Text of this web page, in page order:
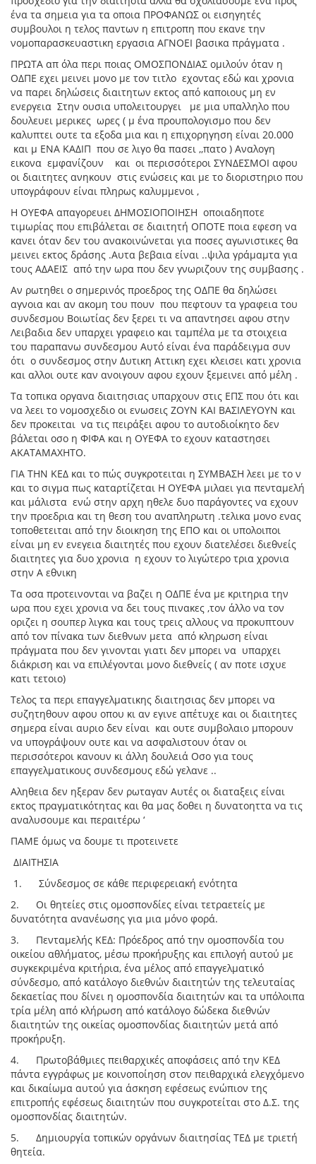
ένα τα σημεια για τα οποια ΠΡΟΦΑΝΩΣ οι εισηγητές
συμβουλοι η τελος παντων η επιτροπη που εκανε την
νομοπαρασκευαστικη εργασια ΑΓΝΟΕΙ βασικα πράγματα .
ΠΡΩΤΑ απ όλα περι ποιας ΟΜΟΣΠΟΝΔΙΑΣ ομιλούν όταν η
ΟΔΠΕ εχει μεινει μονο με τον τιτλο εχοντας εδώ και χρονια
να παρει δηλώσεις διαιτητων εκτος από καποιους μη εν
ενεργεια Στην ουσια υπολειτουργει με μια υπαλληλο που
δουλευει μερικες ωρες ( μ ένα προυπολογισμο που δεν
καλυπτει ουτε τα εξοδα μια και η επιχορηγηση είναι 20.000
και μ ΕΝΑ ΚΑΔΙΠ που σε λιγο θα πασει ,,πατο ) Αναλογη
εικονα εμφανίζουν και οι περισσότεροι ΣΥΝΔΕΣΜΟΙ αφου
οι διαιτητες ανηκουν στις ενώσεις και με το διοριστηριο που
υπογράφουν είναι πληρως καλυμμενοι ,
Η ΟΥΕΦΑ απαγορευει ΔΗΜΟΣΙΟΠΟΙΗΣΗ οποιαδηποτε
τιμωρίας που επιβάλεται σε διαιτητή ΟΠΟΤΕ ποια εφεση να
κανει όταν δεν του ανακοινώνεται για ποσες αγωνιστικες θα
μεινει εκτος δράσης .Αυτα βεβαια είναι ..ψιλα γράμαμτα για
τους ΑΔΑΕΙΣ από την ωρα που δεν γνωριζουν της συμβασης .
Αν ρωτηθει ο σημερινός προεδρος της ΟΔΠΕ θα δηλώσει
αγνοια και αν ακομη του πουν που πεφτουν τα γραφεια του
συνδεσμου Βοιωτίας δεν ξερει τι να απαντησει αφου στην
Λειβαδια δεν υπαρχει γραφειο και ταμπέλα με τα στοιχεια
του παραπανω συνδεσμου Αυτό είναι ένα παράδειγμα συν
ότι ο συνδεσμος στην Δυτικη Αττικη εχει κλεισει κατι χρονια
και αλλοι ουτε καν ανοιγουν αφου εχουν ξεμεινει από μέλη .
Τα τοπικα οργανα διαιτησιας υπαρχουν στις ΕΠΣ που ότι και
να λεει το νομοσχεδιο οι ενωσεις ΖΟΥΝ ΚΑΙ ΒΑΣΙΛΕΥΟΥΝ και
δεν προκειται να τις πειράξει αφου το αυτοδιοίκητο δεν
βάλεται οσο η ΦΙΦΑ και η ΟΥΕΦΑ το εχουν καταστησει
ΑΚΑΤΑΜΑΧΗΤΟ.
ΓΙΑ ΤΗΝ ΚΕΔ και το πώς συγκροτειται η ΣΥΜΒΑΣΗ λεει με το ν
και το σιγμα πως καταρτίζεται Η ΟΥΕΦΑ μιλαει για πενταμελή
και μάλιστα ενώ στην αρχη ηθελε δυο παράγοντες να εχουν
την προεδρια και τη θεση του αναπληρωτη .τελικα μονο ενας
τοποθετειται από την διοικηση της ΕΠΟ και οι υπολοιποι
είναι μη εν ενεγεια διαιτητές που εχουν διατελέσει διεθνείς
διαιτητες για δυο χρονια η εχουν το λιγώτερο τρια χρονια
στην Α εθνικη
Τα οσα προτεινονται να βαζει η ΟΔΠΕ ένα με κριτηρια την
ωρα που εχει χρονια να δει τους πινακες ,τον άλλο να τον
οριζει η σουπερ λιγκα και τους τρεις αλλους να προκυπτουν
από τον πίνακα των διεθνων μετα από κληρωση είναι
πράγματα που δεν γινονται γιατι δεν μπορει να υπαρχει
διάκριση και να επιλέγονται μονο διεθνείς ( αν ποτε ισχυε
κατι τετοιο)
Τελος τα περι επαγγελματικης διαιτησιας δεν μπορει να
συζητηθουν αφου οπου κι αν εγινε απέτυχε και οι διαιτητες
σημερα είναι αυριο δεν είναι και ουτε συμβολαιο μπορουν
να υπογράψουν ουτε και να ασφαλιστουν όταν οι
περισσότεροι κανουν κι άλλη δουλειά Οσο για τους
επαγγελματικους συνδεσμους εδώ γελανε ..
Αληθεια δεν ηξεραν δεν ρωταγαν Αυτές οι διαταξεις είναι
εκτος πραγματικότητας και θα μας δοθει η δυνατοηττα να τις
αναλυσουμε και περαιτέρω ‘
ΠΑΜΕ όμως να δουμε τι προτεινετε
ΔΙΑΙΤΗΣΙΑ
1. Σύνδεσμος σε κάθε περιφερειακή ενότητα
2. Οι θητείες στις ομοσπονδίες είναι τετραετείς με
δυνατότητα ανανέωσης για μια μόνο φορά.
3. Πενταμελής ΚΕΔ: Πρόεδρος από την ομοσπονδία του
οικείου αθλήματος, μέσω προκήρυξης και επιλογή αυτού με
συγκεκριμένα κριτήρια, ένα μέλος από επαγγελματικό
σύνδεσμο, από κατάλογο διεθνών διαιτητών της τελευταίας
δεκαετίας που δίνει η ομοσπονδία διαιτητών και τα υπόλοιπα
τρία μέλη από κλήρωση από κατάλογο δώδεκα διεθνών
διαιτητών της οικείας ομοσπονδίας διαιτητών μετά από
προκήρυξη.
4. Πρωτοβάθμιες πειθαρχικές αποφάσεις από την ΚΕΔ
πάντα εγγράφως με κοινοποίηση στον πειθαρχικά ελεγχόμενο
και δικαίωμα αυτού για άσκηση εφέσεως ενώπιον της
επιτροπής εφέσεως διαιτητών που συγκροτείται στο Δ.Σ. της
ομοσπονδίας διαιτητών.
5. Δημιουργία τοπικών οργάνων διαιτησίας ΤΕΔ με τριετή
θητεία.